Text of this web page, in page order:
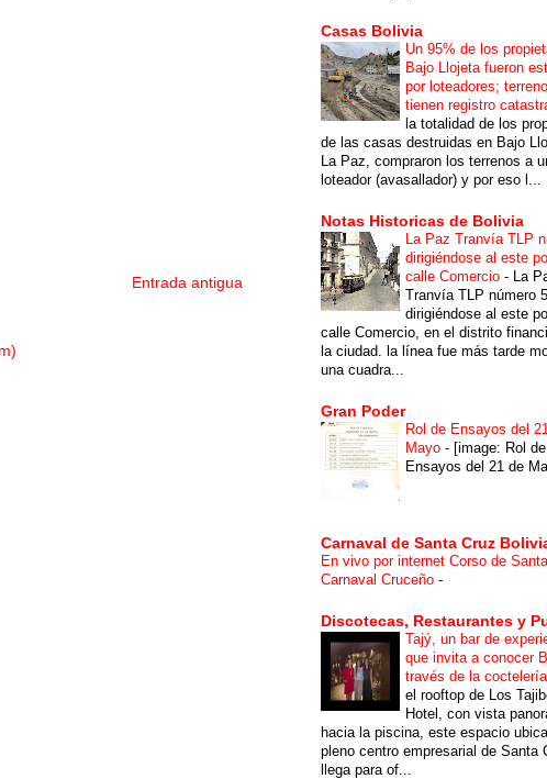
Entrada antigua
Casas Bolivia
Un 95% de los
Bajo Llojeta fueron
por loteadores;
tienen registro
la totalidad de los
de las casas destruidas en Bajo
La Paz, compraron los terrenos a
loteador (avasallador) y por eso l...
Notas Historicas de Bolivia
La Paz Tranvía TLP
dirigiéndose al este
calle Comercio - La
Tranvía TLP número 5
dirigiéndose al este
calle Comercio, en el distrito
la ciudad. la línea fue más tarde
una cuadra...
Gran Poder
Rol de Ensayos del
Mayo - [image: Rol de
Ensayos del 21 de
Carnaval de Santa Cruz
En vivo por internet Corso de
Carnaval Cruceño -
Discotecas, Restaurantes y
Tajý, un bar de
que invita a conocer
través de la
el rooftop de Los
Hotel, con vista
hacia la piscina, este espacio
pleno centro empresarial de Santa
llega para of...